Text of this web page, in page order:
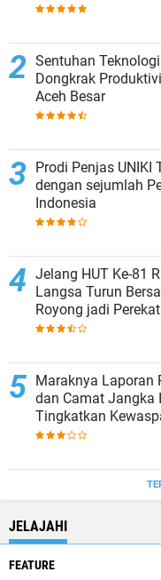
Sentuhan
Dongkrak
Aceh Besar
Prodi Penjas UNIKI
dengan sejumlah
Indonesia
Jelang HUT Ke-81
Langsa Turun
Royong jadi
Maraknya Laporan
dan Camat Jangka
Tingkatkan
JELAJAHI
FEATURE